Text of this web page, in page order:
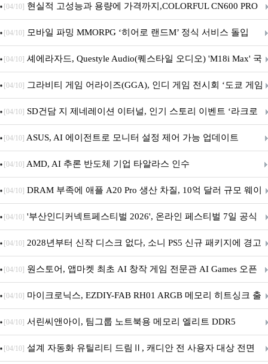
브랜드데이 기획전 진행
[04/10] 현실적 고성능과 용량에 가격까지,COLORFUL CN600 PRO
M.2 NVMe 디앤디컴 1TB
[04/10] 모바일 파밍 MMORPG ‘히어로 랜드M’ 정식 서비스 돌입
[04/10] 셰에라자드, Questyle Audio(퀘스타일 오디오) 'M18i Max' 국
내 정식 출시
[04/10] 그라비티 게임 어라이즈(GGA), 인디 게임 전시회 ‘도쿄 게임
던전 13’ 참가!
[04/10] SD건담 지 제네레이션 이터널, 인기 스토리 이벤트 ‘라크로
아의 용사’ 재개최 및 풍성한 기념 이벤트 실시!
[04/10] ASUS, AI 에이전트로 모니터 설정 제어 가능 업데이트
[04/10] AMD, AI 추론 반도체 기업 타알라스 인수
[04/10] DRAM 부족에 애플 A20 Pro 생산 차질, 10억 달러 규모 웨이
퍼 대기
[04/10] '부산인디커넥트페스티벌 2026', 온라인 페스티벌 7일 공식
개막... 22일간 진행
[04/10] 2028년부터 신작 디스크 없다, 소니 PS5 신규 패키지에 경고
문 추가
[04/10] 원스토어, 앱마켓 최초 AI 창작 게임 전문관 AI Games 오픈
[04/10] 마이크로닉스, EZDIY-FAB RH01 ARGB 메모리 히트싱크 출
시
[04/10] 서린씨앤아이, 팀그룹 노트북용 메모리 엘리트 DDR5
5600MHz 16GB 출시
[04/10] 설계 자동화 유틸리티 드림Ⅱ, 캐디안 전 사용자 대상 전면